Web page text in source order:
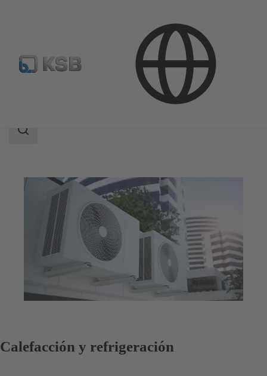
Calefacción y refrigeración
Área
Calefacción y refrigeración